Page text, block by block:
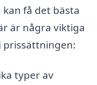
få det bästa
är några viktiga
prissättningen:
typer av